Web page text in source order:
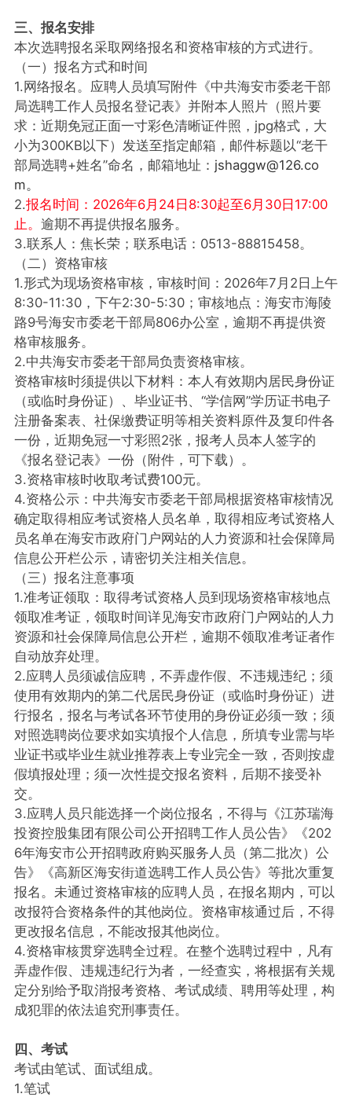
三、报名安排
本次选聘报名采取网络报名和资格审核的方式进行。
（一）报名方式和时间
1.网络报名。应聘人员填写附件《中共海安市委老干部
局选聘工作人员报名登记表》并附本人照片（照片要
求：近期免冠正面一寸彩色清晰证件照，jpg格式，大
小为300KB以下）发送至指定邮箱，邮件标题以“老干
部局选聘+姓名”命名，邮箱地址： jshaggw@126.co
m。
2.报名时间：2026年6月24日8:30起至6月30日17:00
止。 逾期不再提供报名服务。
3.联系人：焦长荣；联系电话：0513-88815458。
（二）资格审核
1.形式为现场资格审核，审核时间：2026年7月2日上午
8:30-11:30，下午2:30-5:30；审核地点：海安市海陵
路9号海安市委老干部局806办公室，逾期不再提供资
格审核服务。
2.中共海安市委老干部局负责资格审核。
资格审核时须提供以下材料：本人有效期内居民身份证
（或临时身份证）、毕业证书、“学信网”学历证书电子
注册备案表、社保缴费证明等相关资料原件及复印件各
一份，近期免冠一寸彩照2张，报考人员本人签字的
《报名登记表》一份（附件，可下载）。
3.资格审核时收取考试费100元。
4.资格公示：中共海安市委老干部局根据资格审核情况
确定取得相应考试资格人员名单，取得相应考试资格人
员名单在海安市政府门户网站的人力资源和社会保障局
信息公开栏公示，请密切关注相关信息。
（三）报名注意事项
1.准考证领取：取得考试资格人员到现场资格审核地点
领取准考证，领取时间详见海安市政府门户网站的人力
资源和社会保障局信息公开栏，逾期不领取准考证者作
自动放弃处理。
2.应聘人员须诚信应聘，不弄虚作假、不违规违纪；须
使用有效期内的第二代居民身份证（或临时身份证）进
行报名，报名与考试各环节使用的身份证必须一致；须
对照选聘岗位要求如实填报个人信息，所填专业需与毕
业证书或毕业生就业推荐表上专业完全一致，否则按虚
假填报处理；须一次性提交报名资料，后期不接受补
交。
3.应聘人员只能选择一个岗位报名，不得与《江苏瑞海
投资控股集团有限公司公开招聘工作人员公告》《202
6年海安市公开招聘政府购买服务人员（第二批次）公
告》《高新区海安街道选聘工作人员公告》等批次重复
报名。未通过资格审核的应聘人员，在报名期内，可以
改报符合资格条件的其他岗位。资格审核通过后，不得
更改报名信息，不能改报其他岗位。
4.资格审核贯穿选聘全过程。在整个选聘过程中，凡有
弄虚作假、违规违纪行为者，一经查实，将根据有关规
定分别给予取消报考资格、考试成绩、聘用等处理，构
成犯罪的依法追究刑事责任。
四、考试
考试由笔试、面试组成。
1.笔试